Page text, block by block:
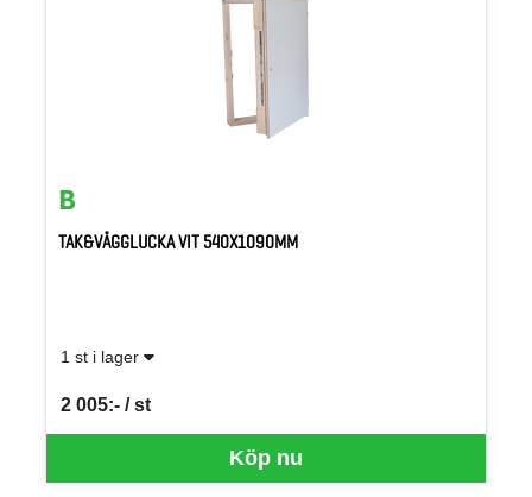
TAK&VÄGGLUCKA VIT 540X1090MM
1 st i lager
Köp nu
2 005:- / st
SEK per ST